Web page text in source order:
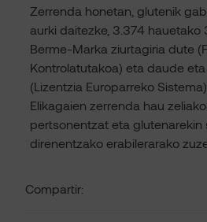
Compartir:
Zerrenda honetan, glutenik
aurki daitezke, 3.374
Berme-Marka ziurtagiria dute
Kontrolatutakoa) eta daude
(Lizentzia Europarreko Sistema).
Elikagaien zerrenda hau
pertsonentzat eta glutenarekin
direnentzako erabilerarako